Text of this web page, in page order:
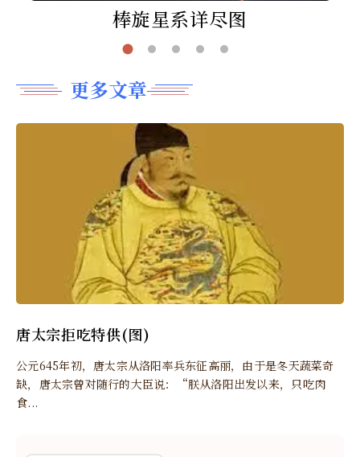
棒旋星系详尽图
更多文章
唐太宗拒吃特供(图)
公元645年初，唐太宗从洛阳率兵东征高丽，由于是冬天蔬菜奇
缺，唐太宗曾对随行的大臣说：“朕从洛阳出发以来，只吃肉
食...